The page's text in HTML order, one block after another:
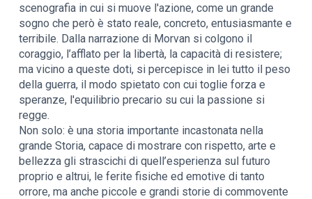
scenografia in cui si muove l'azione, come un grande
sogno che però è stato reale, concreto, entusiasmante e
terribile. Dalla narrazione di Morvan si colgono il
coraggio, l’afflato per la libertà, la capacità di resistere;
ma vicino a queste doti, si percepisce in lei tutto il peso
della guerra, il modo spietato con cui toglie forza e
speranze, l'equilibrio precario su cui la passione si
regge.
Non solo: è una storia importante incastonata nella
grande Storia, capace di mostrare con rispetto, arte e
bellezza gli strascichi di quell’esperienza sul futuro
proprio e altrui, le ferite fisiche ed emotive di tanto
orrore, ma anche piccole e grandi storie di commovente